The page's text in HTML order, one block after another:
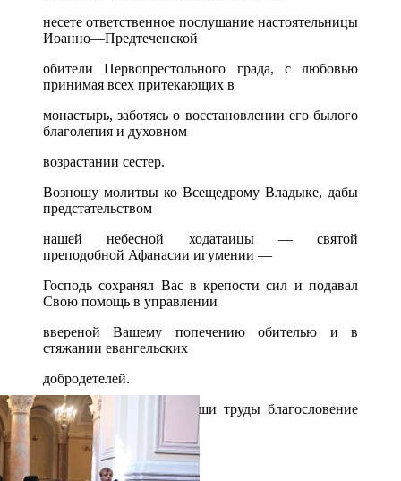
несете ответственное послушание настоятельницы
Иоанно—Предтеченской
обители Первопрестольного града, с любовью
принимая всех притекающих в
монастырь, заботясь о восстановлении его былого
благолепия и духовном
возрастании сестер.
Возношу молитвы ко Всещедрому Владыке, дабы
предстательством
нашей небесной ходатаицы — святой
преподобной Афанасии игумении —
Господь сохранял Вас в крепости сил и подавал
Свою помощь в управлении
ввереной Вашему попечению обителью и в
стяжании евангельских
добродетелей.
Призываю на Вас и Ваши труды благословение
Христа Воскресшего».
Распечатать